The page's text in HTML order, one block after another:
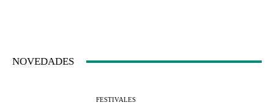
NOVEDADES
FESTIVALES